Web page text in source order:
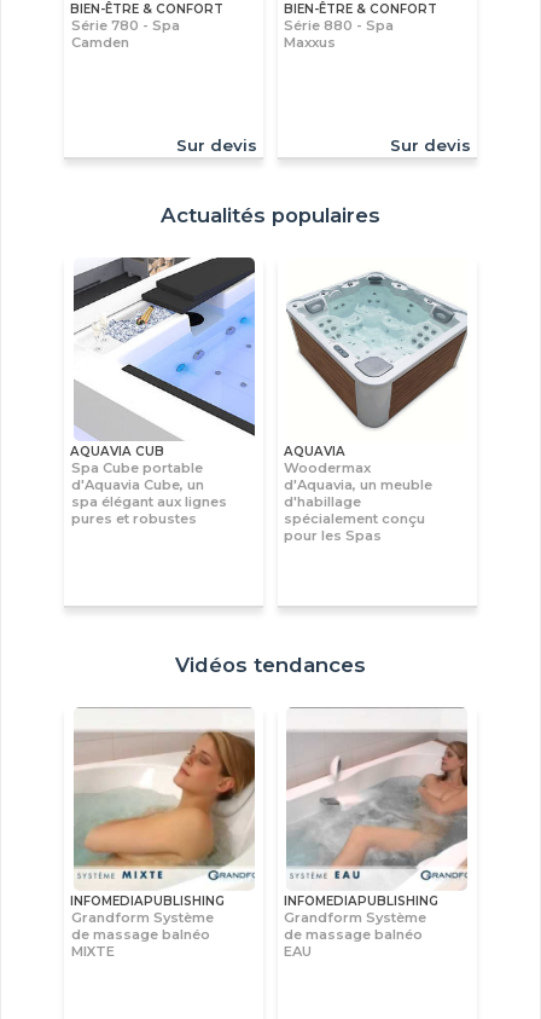
BIEN-ÊTRE & CONFORT
Série 780 - Spa
Camden
Sur devis
BIEN-ÊTRE & CONFORT
Série 880 - Spa
Maxxus
Sur devis
Actualités populaires
AQUAVIA CUB
Spa Cube portable
d'Aquavia Cube, un
spa élégant aux lignes
pures et robustes
AQUAVIA
Woodermax
d'Aquavia, un meuble
d'habillage
spécialement conçu
pour les Spas
Vidéos tendances
INFOMEDIAPUBLISHING
Grandform Système
de massage balnéo
MIXTE
INFOMEDIAPUBLISHING
Grandform Système
de massage balnéo
EAU